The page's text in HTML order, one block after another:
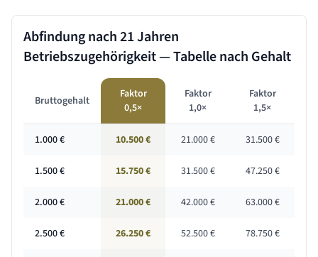
Abfindung nach21 Jahren
Betriebszugehörigkeit — Tabelle nach Gehalt
Bruttogehalt
Faktor
0,5×
Faktor
1,0×
Faktor
1,5×
1.000€ 10.500 € 21.000 € 31.500 €
1.500€ 15.750 € 31.500 € 47.250 €
2.000€ 21.000 € 42.000 € 63.000 €
2.500€ 26.250 € 52.500 € 78.750 €